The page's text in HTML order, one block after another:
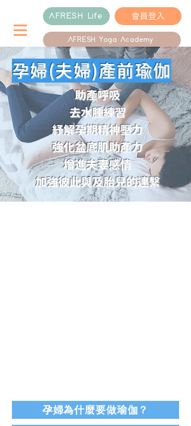
AFRESH Life 會員登入
AFRESH Yoga Academy
孕婦(夫婦)產前瑜伽
助產呼吸
去水腫練習
​紓解孕期精神壓力
強化盆底肌助產力
增進夫妻感情
加強彼此與及胎兒的連繫
孕婦為什麼要做瑜伽？